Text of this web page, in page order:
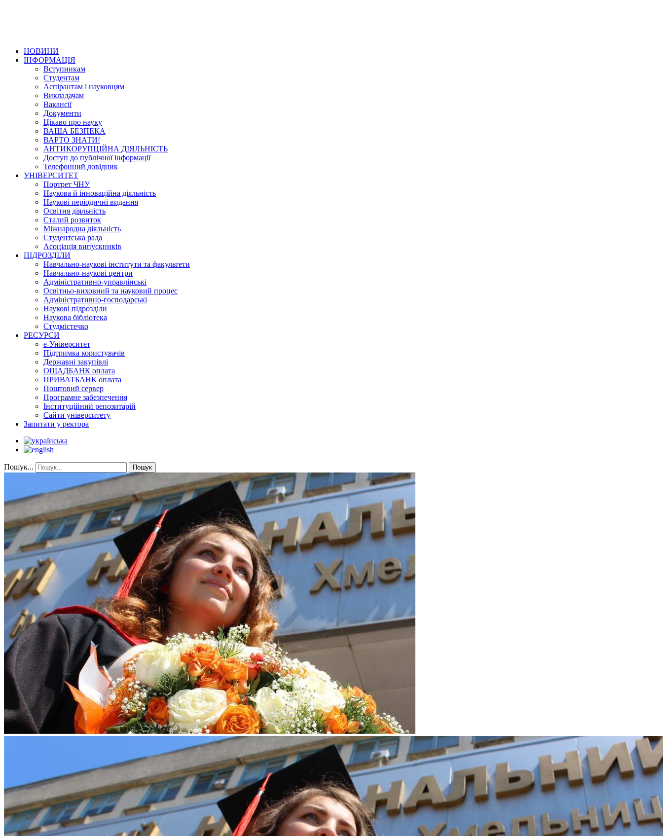
НОВИНИ
ІНФОРМАЦІЯ
Вступникам
Студентам
Аспірантам і науковцям
Викладачам
Вакансії
Документи
Цікаво про науку
ВАША БЕЗПЕКА
ВАРТО ЗНАТИ!
АНТИКОРУПЦІЙНА ДІЯЛЬНІСТЬ
Доступ до публічної інформації
Телефонний довідник
УНІВЕРСИТЕТ
Портрет ЧНУ
Наукова й інноваційна діяльність
Наукові періодичні видання
Освітня діяльність
Сталий розвиток
Міжнародна діяльність
Студентська рада
Асоціація випускників
ПІДРОЗДІЛИ
Навчально-наукові інститути та факультети
Навчально-наукові центри
Адміністративно-управлінські
Освітньо-виховний та науковий процес
Адміністративно-господарські
Наукові підрозділи
Наукова бібліотека
Студмістечко
РЕСУРСИ
е-Університет
Підтримка користувачів
Державні закупівлі
ОЩАДБАНК оплата
ПРИВАТБАНК оплата
Поштовий сервер
Програмне забезпечення
Інституційний репозитарій
Сайти університету
Запитати у ректора
Пошук... Пошук